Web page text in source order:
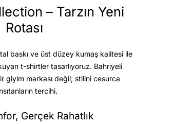
– Tarzın Yeni
Rotası
baskı ve üst düzey kumaş kalitesiile
t-shirtler tasarlıyoruz. Bahriyeli
giyim markası değil; stilini cesurca
tercihi.
Gerçek Rahatlık